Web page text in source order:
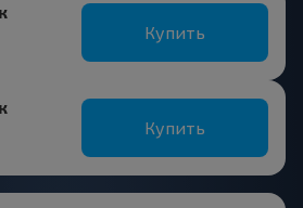
Купить
Купить